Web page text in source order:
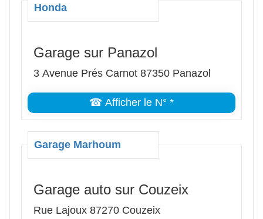
Honda
Garage sur Panazol
3 Avenue Prés Carnot 87350 Panazol
☎ Afficher le N° *
Garage Marhoum
Garage auto sur Couzeix
Rue Lajoux 87270 Couzeix